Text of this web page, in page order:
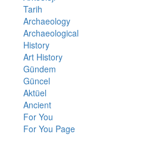
Tarih
Archaeology
Archaeological
History
Art History
Gündem
Güncel
Aktüel
Ancient
For You
For You Page